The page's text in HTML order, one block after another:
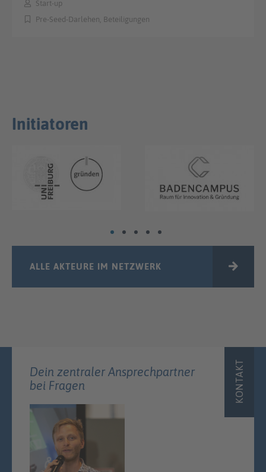
Start-up
Pre-Seed-Darlehen, Beteiligungen
Initiatoren
ALLE AKTEURE IM NETZWERK
KONTAKT
Dein zentraler Ansprechpartner
bei Fragen